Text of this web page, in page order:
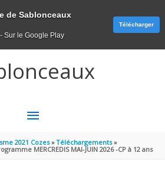
MENU
PRINCIPAL
2021 Cozes
Téléchargements
MERCREDIS MAI-JUIN 2026 -CP à 12 ans
de Sablonceaux
Sur le Google Play
Télécharger